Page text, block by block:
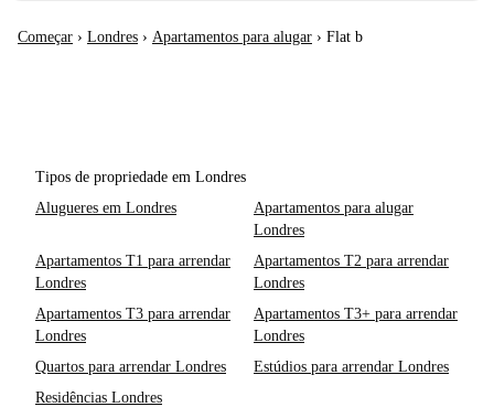
Começar › Londres › Apartamentos para alugar › Flat b
Tipos de propriedade em Londres
Alugueres em Londres
Apartamentos para alugar
Londres
Apartamentos T1 para arrendar
Londres
Apartamentos T2 para arrendar
Londres
Apartamentos T3 para arrendar
Londres
Apartamentos T3+ para arrendar
Londres
Quartos para arrendar Londres
Estúdios para arrendar Londres
Residências Londres